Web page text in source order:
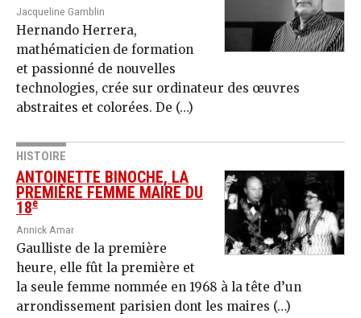
Jacqueline Gamblin
Hernando Herrera,
mathématicien de formation
et passionné de nouvelles
technologies, crée sur ordinateur des œuvres
abstraites et colorées. De (…)
HISTOIRE
ANTOINETTE BINOCHE, LA
PREMIÈRE FEMME MAIRE DU
18e
Annick Amar
Gaulliste de la première
heure, elle fût la première et
la seule femme nommée en 1968 à la tête d’un
arrondissement parisien dont les maires (…)